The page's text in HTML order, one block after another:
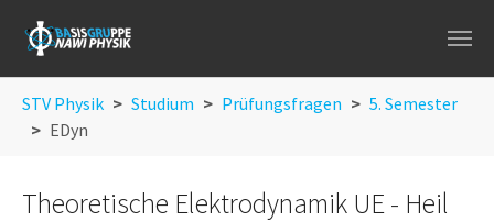
STV Physik Studium Prüfungsfragen
5. Semester
EDyn
Theoretische Elektrodynamik UE - Heil